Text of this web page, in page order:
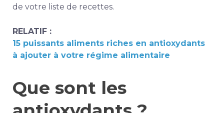
de votre liste de recettes.
RELATIF :
15 puissants aliments riches en antioxydants
à ajouter à votre régime alimentaire
Que sont les